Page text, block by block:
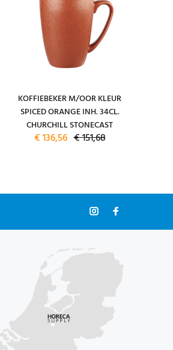
KOFFIEBEKER M/OOR KLEUR
SPICED ORANGE INH. 34CL.
CHURCHILL STONECAST
€ 136,56 € 151,68